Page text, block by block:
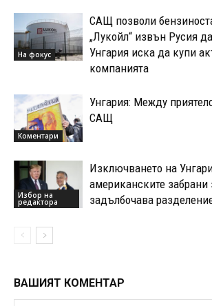
На фокус
САЩ позволи
„Лукойл“ извън Русия
Унгария иска да купи
компанията
Коментари
Унгария: Между
САЩ
Избор на
редактора
Изключването на
американските забрани
задълбочава
ВАШИЯТ КОМЕНТАР